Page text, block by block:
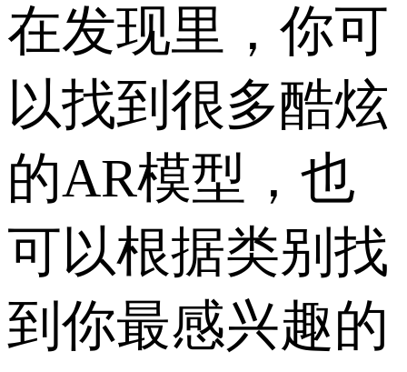
在发现里，你可
以找到很多酷炫
的AR模型，也
可以根据类别找
到你最感兴趣的